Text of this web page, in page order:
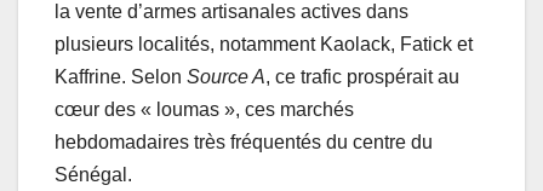
la vente d’armes artisanales actives dans
plusieurs localités, notamment Kaolack, Fatick et
Kaffrine. Selon Source A, ce trafic prospérait au
cœur des « loumas », ces marchés
hebdomadaires très fréquentés du centre du
Sénégal.